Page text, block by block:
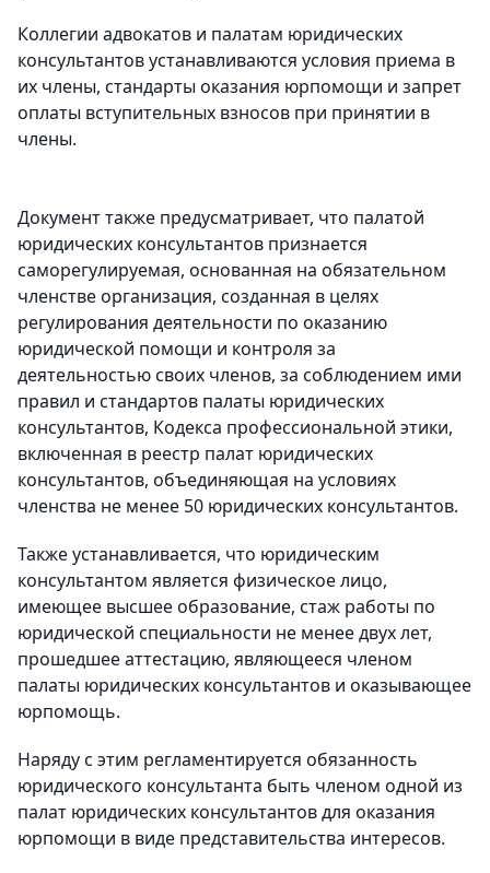
Коллегии адвокатов и палатам юридических
консультантов устанавливаются условия приема в
их члены, стандарты оказания юрпомощи и запрет
оплаты вступительных взносов при принятии в
члены.
Документ также предусматривает, что палатой
юридических консультантов признается
саморегулируемая, основанная на обязательном
членстве организация, созданная в целях
регулирования деятельности по оказанию
юридической помощи и контроля за
деятельностью своих членов, за соблюдением ими
правил и стандартов палаты юридических
консультантов, Кодекса профессиональной этики,
включенная в реестр палат юридических
консультантов, объединяющая на условиях
членства не менее 50 юридических консультантов.
Также устанавливается, что юридическим
консультантом является физическое лицо,
имеющее высшее образование, стаж работы по
юридической специальности не менее двух лет,
прошедшее аттестацию, являющееся членом
палаты юридических консультантов и оказывающее
юрпомощь.
Наряду с этим регламентируется обязанность
юридического консультанта быть членом одной из
палат юридических консультантов для оказания
юрпомощи в виде представительства интересов.